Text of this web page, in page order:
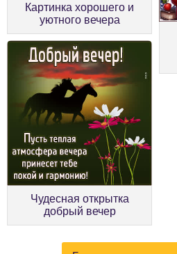
Картинка хорошего и
уютного вечера
Чудесная открытка
добрый вечер